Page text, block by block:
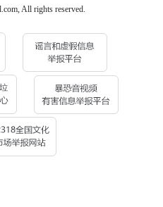
All rights reserved.